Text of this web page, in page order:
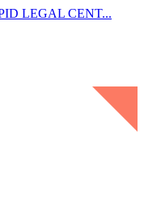
LEGAL CENT...